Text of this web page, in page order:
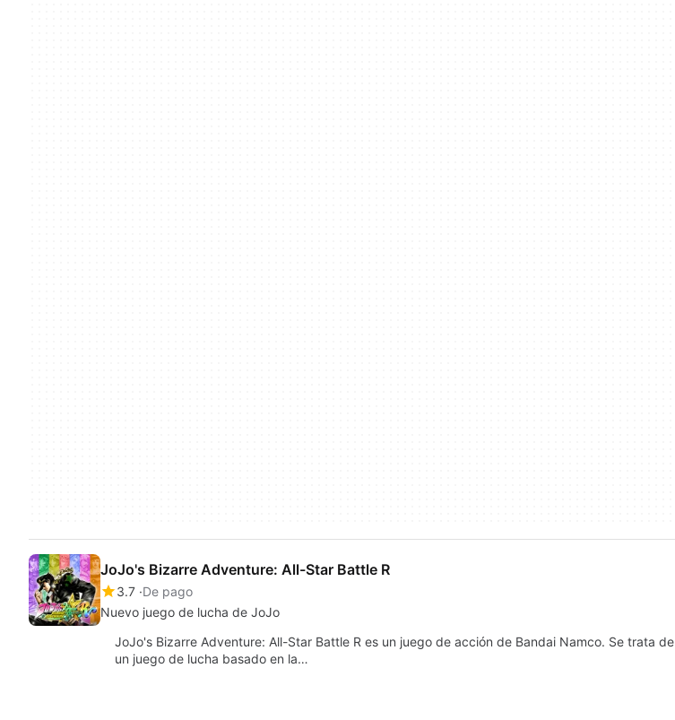
JoJo's Bizarre Adventure: All-Star Battle R
3.7 De pago
Nuevo juego de lucha de JoJo
JoJo's Bizarre Adventure: All-Star Battle R es un juego de acción de Bandai Namco. Se trata de
un juego de lucha basado en la…